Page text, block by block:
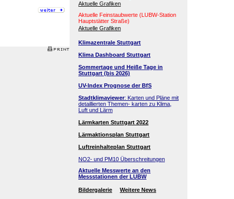
Aktuelle Grafiken
Aktuelle Feinstaubwerte (LUBW-Station
Hauptstätter Straße)
Aktuelle Grafiken
Klimazentrale Stuttgart
Klima Dashboard Stuttgart
Sommertage und Heiße Tage in
Stuttgart (bis 2026)
UV-Index Prognose der BfS
Stadtklimaviewer: Karten und Pläne mit
detaillierten Themen- karten zu Klima,
Luft und Lärm
Lärmkarten Stuttgart 2022
Lärmaktionsplan Stuttgart
Luftreinhalteplan Stuttgart
NO2- und PM10 Überschreitungen
Aktuelle Messwerte an den
Messstationen der LUBW
Bildergalerie Weitere News